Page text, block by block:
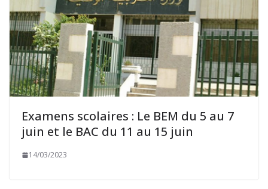
Examens scolaires : Le BEM du 5 au 7
juin et le BAC du 11 au 15 juin
14/03/2023